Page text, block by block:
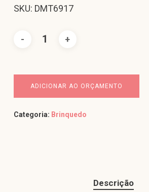
SKU: DMT6917
ADICIONAR AO ORÇAMENTO
Categoria: Brinquedo
Descrição